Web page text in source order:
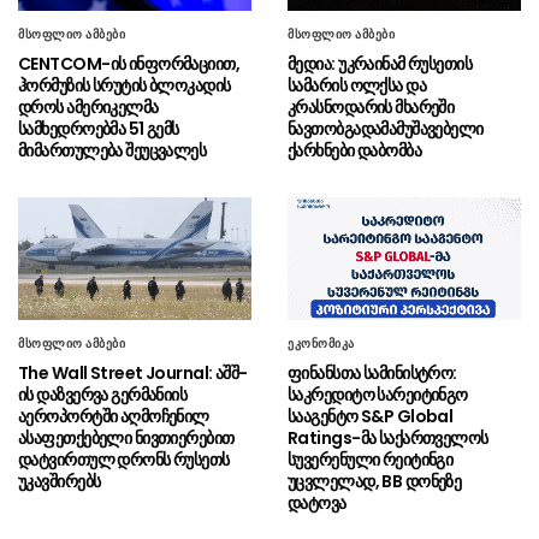
მითხრა, ია როგორც ავალიანი მოკლეს ისე
მკლავდნენ მეცო”
07.08 - 22:31აშშ-ის სენატმა ხმათა
უმრავლესობით დაუჭირა მხარი კანონპროექტს
რუსეთისა და ირანის წინააღმდეგ სანქციების
დაწესების შესახებ
07.08 - 21:46
აფხაზეთის ომის მონაწილე გია
ნიშნიანიძე ბარამიძეს ტყუილში ამხელს
07.08 - 21:41აფხაზეთის დე ფაქტო საგარეო
საქმეთა სამინისტრო: ბარამიძის დევნას
აშკარად პოლიტიკურად მოტივირებული
ხასიათი აქვს
07.08 - 21:34ნია იმნაძის ადვოკატი
საავადმყოფოში გადაღებულ კადრებს
ასაჯაროებს (ვიდეო)
07.08 - 21:15
ეკა კუპატაძე მიმართვას
მსოფლიო ამბები
CENTCOM-ის ინფორმაციით,
ჰორმუზის სრუტის ბლოკადის
დროს ამერიკელმა
სამხედროებმა 51 გემს
მიმართულება შეუცვალეს
მსოფლიო ამბები
მედია: უკრაინამ რუსეთის
სამარის ოლქსა და
კრასნოდარის მხარეში
ნავთობგადამამუშავებელი
ქარხნები დაბომბა
მსოფლიო ამბები
The Wall Street Journal: აშშ-
ის დაზვერვა გერმანიის
აეროპორტში აღმოჩენილ
ასაფეთქებელი ნივთიერებით
დატვირთულ დრონს რუსეთს
უკავშირებს
ეკონომიკა
ფინანსთა სამინისტრო:
საკრედიტო სარეიტინგო
სააგენტო S&P Global
Ratings-მა საქართველოს
სუვერენული რეიტინგი
უცვლელად, BB დონეზე
დატოვა